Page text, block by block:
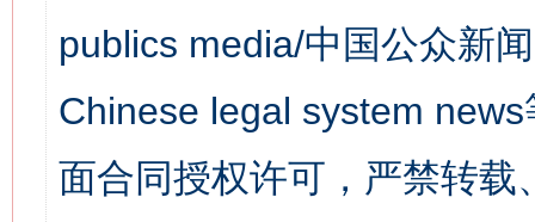
publics media/中国公众新
Chinese legal system
面合同授权许可，严禁转